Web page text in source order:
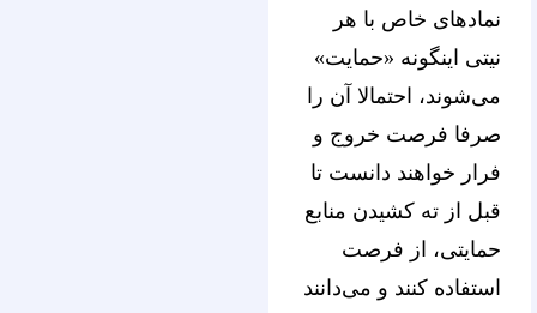
نمادهای خاص با هر
نیتی اینگونه «حمایت»
می‌شوند، احتمالا آن را
صرفا فرصت خروج و
فرار خواهند دانست تا
قبل از ته کشیدن منابع
حمایتی، از فرصت
استفاده کنند و می‌دانند